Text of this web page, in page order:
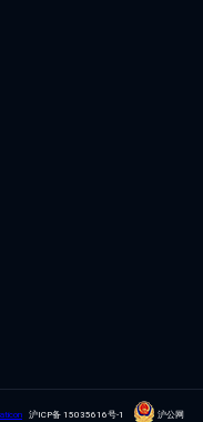
沪ICP备 15035616号-1 沪公网